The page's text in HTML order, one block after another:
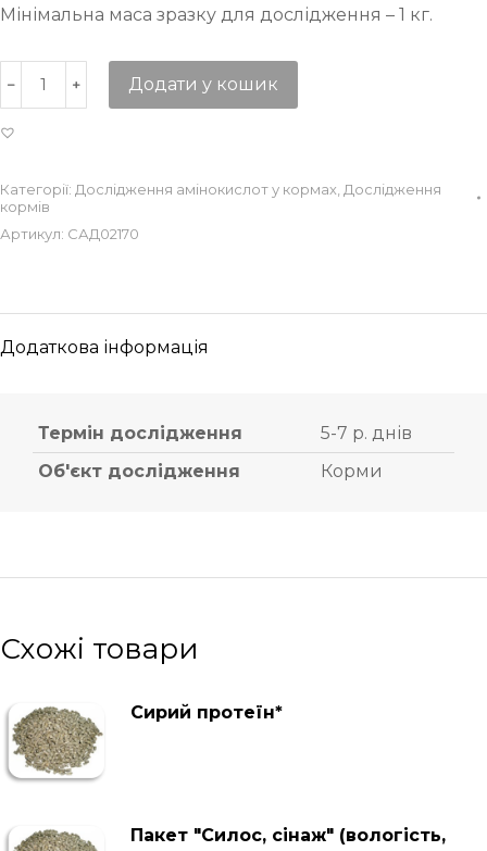
Мінімальна маса зразку для дослідження – 1 кг.
Додати у кошик
Категорії: Дослідження амінокислот у кормах Дослідження
кормів
Артикул: САД02170
Додаткова інформація
Термін дослідження
5-7 р. днів
Об'єкт дослідження
Корми
Схожі товари
Сирий протеїн*
Пакет "Силос, сінаж" (вологість,